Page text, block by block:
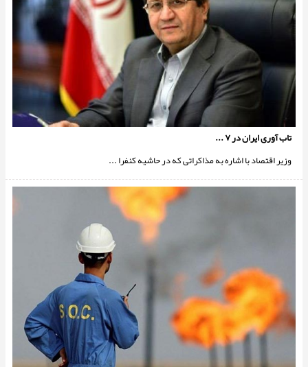
تاب آوری ایران در ۷ ...
وزیر اقتصاد با اشاره به مذاکراتی که در حاشیه کنفرا ...